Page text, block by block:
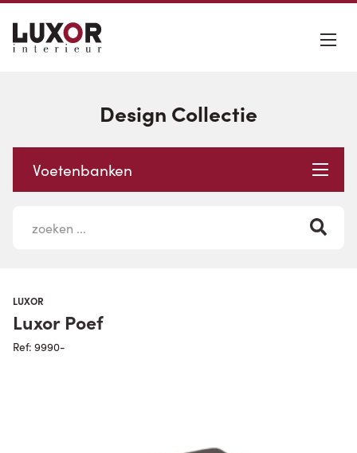
Design Collectie
Voetenbanken
LUXOR
Luxor Poef
Ref: 9990-